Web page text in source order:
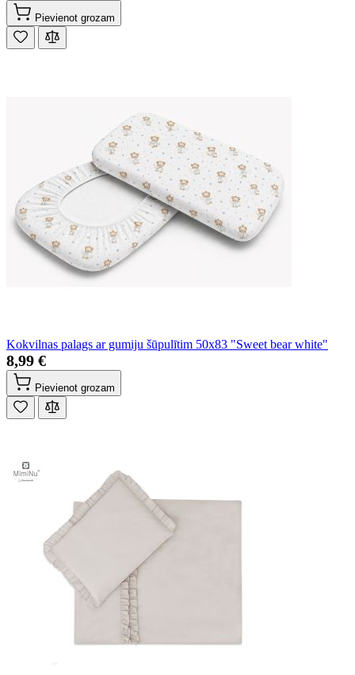
Pievienot grozam
Kokvilnas palags ar gumiju šūpulītim 50x83 "Sweet bear white"
8,99 €
Pievienot grozam